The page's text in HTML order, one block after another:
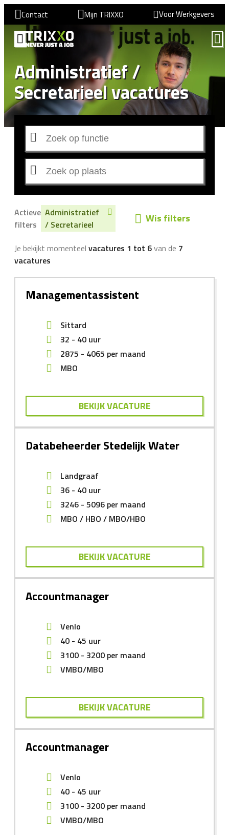
Contact Mijn TRIXXO Voor Werkgevers
Administratief /
Secretarieel vacatures
Actieve
filters
Administratief
/ Secretarieel
Wis filters
Je bekijkt momenteel vacatures 1 tot 6van de 7
vacatures
Managementassistent
Sittard
32 - 40 uur
2875 - 4065 per maand
MBO
BEKIJK VACATURE
Databeheerder Stedelijk Water
Landgraaf
36 - 40 uur
3246 - 5096 per maand
MBO
HBO MBO/HBO
BEKIJK VACATURE
Accountmanager
Venlo
40 - 45 uur
3100 - 3200 per maand
VMBO/MBO
BEKIJK VACATURE
Accountmanager
Venlo
40 - 45 uur
3100 - 3200 per maand
VMBO/MBO